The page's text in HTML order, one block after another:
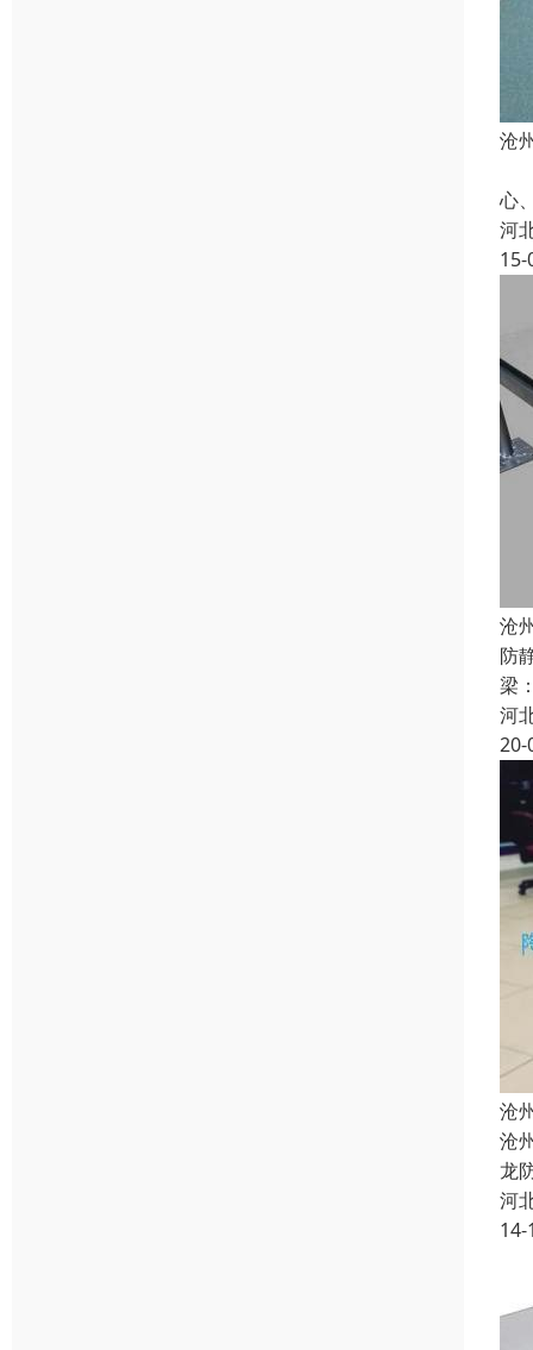
沧
心
河
15-
沧
防
梁
河
20-
沧
沧
龙
河
14-